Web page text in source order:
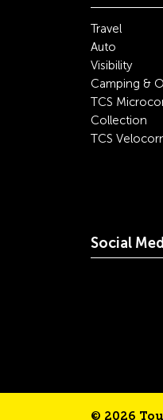
Travel
Auto
Visibility
Camping &
TCS
Collection
TCS
Social
© 2026